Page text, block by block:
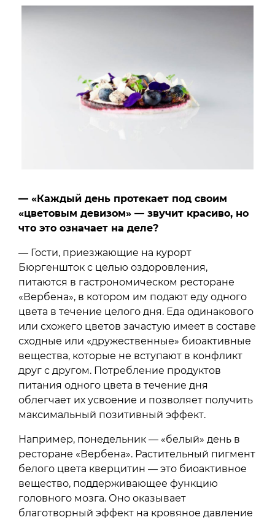
— «Каждый день протекает под своим
«цветовым девизом» — звучит красиво, но
что это означает на деле?
— Гости, приезжающие на курорт
Бюргеншток с целью оздоровления,
питаются в гастрономическом ресторане
«Вербена», в котором им подают еду одного
цвета в течение целого дня. Еда одинакового
или схожего цветов зачастую имеет в составе
сходные или «дружественные» биоактивные
вещества, которые не вступают в конфликт
друг с другом. Потребление продуктов
питания одного цвета в течение дня
облегчает их усвоение и позволяет получить
максимальный позитивный эффект.
Например, понедельник — «белый» день в
ресторане «Вербена». Растительный пигмент
белого цвета кверцитин — это биоактивное
вещество, поддерживающее функцию
головного мозга. Оно оказывает
благотворный эффект на кровяное давление